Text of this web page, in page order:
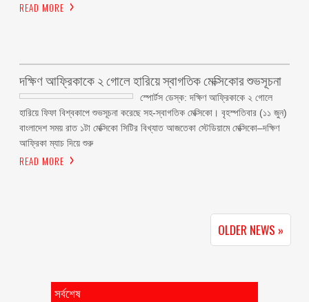
READ MORE
দক্ষিণ আফ্রিকাকে ২ গোলে হারিয়ে স্বাগতিক মেক্সিকোর শুভসূচনা
স্পোর্টস ডেস্ক: দক্ষিণ আফ্রিকাকে ২ গোলে
হারিয়ে ফিফা বিশ্বকাপে শুভসূচনা করেছে সহ-স্বাগতিক মেক্সিকো। বৃহস্পতিবার (১১ জুন)
বাংলাদেশ সময় রাত ১টা মেক্সিকো সিটির বিখ্যাত আজতেকা স্টেডিয়ামে মেক্সিকো–দক্ষিণ
আফ্রিকা ম্যাচ দিয়ে শুরু
READ MORE
OLDER NEWS »
সর্বশেষ